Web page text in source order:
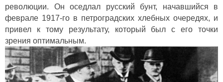
революции. Он оседлал русский бунт, начавшийся в
феврале 1917-го в петроградских хлебных очередях, и
привел к тому результату, который был с его точки
зрения оптимальным.